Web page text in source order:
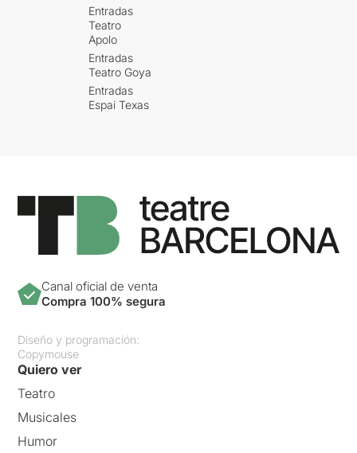
Entradas
Teatro
Apolo
Entradas
Teatro Goya
Entradas
Espai Texas
Canal oficial de venta
Compra 100% segura
Diseño y programación:
Copymouse
Quiero ver
Teatro
Musicales
Humor